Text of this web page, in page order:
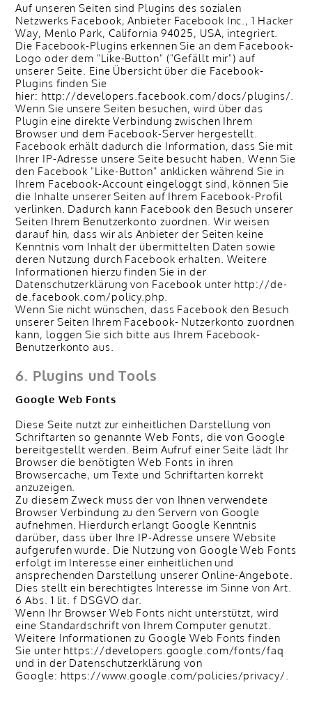
Auf unseren Seiten sind Plugins des sozialen
Netzwerks Facebook, Anbieter Facebook Inc., 1 Hacker
Way, Menlo Park, California 94025, USA, integriert.
Die Facebook-Plugins erkennen Sie an dem Facebook-
Logo oder dem "Like-Button" ("Gefällt mir") auf
unserer Seite. Eine Übersicht über die Facebook-
Plugins finden Sie
hier: http://developers.facebook.com/docs/plugins/.
Wenn Sie unsere Seiten besuchen, wird über das
Plugin eine direkte Verbindung zwischen Ihrem
Browser und dem Facebook-Server hergestellt.
Facebook erhält dadurch die Information, dass Sie mit
Ihrer IP-Adresse unsere Seite besucht haben. Wenn Sie
den Facebook "Like-Button" anklicken während Sie in
Ihrem Facebook-Account eingeloggt sind, können Sie
die Inhalte unserer Seiten auf Ihrem Facebook-Profil
verlinken. Dadurch kann Facebook den Besuch unserer
Seiten Ihrem Benutzerkonto zuordnen. Wir weisen
darauf hin, dass wir als Anbieter der Seiten keine
Kenntnis vom Inhalt der übermittelten Daten sowie
deren Nutzung durch Facebook erhalten. Weitere
Informationen hierzu finden Sie in der
Datenschutzerklärung von Facebook unter http://de-
de.facebook.com/policy.php.
Wenn Sie nicht wünschen, dass Facebook den Besuch
unserer Seiten Ihrem Facebook- Nutzerkonto zuordnen
kann, loggen Sie sich bitte aus Ihrem Facebook-
Benutzerkonto aus.
6. Plugins und Tools
Google Web Fonts
Diese Seite nutzt zur einheitlichen Darstellung von
Schriftarten so genannte Web Fonts, die von Google
bereitgestellt werden. Beim Aufruf einer Seite lädt Ihr
Browser die benötigten Web Fonts in ihren
Browsercache, um Texte und Schriftarten korrekt
anzuzeigen.
Zu diesem Zweck muss der von Ihnen verwendete
Browser Verbindung zu den Servern von Google
aufnehmen. Hierdurch erlangt Google Kenntnis
darüber, dass über Ihre IP-Adresse unsere Website
aufgerufen wurde. Die Nutzung von Google Web Fonts
erfolgt im Interesse einer einheitlichen und
ansprechenden Darstellung unserer Online-Angebote.
Dies stellt ein berechtigtes Interesse im Sinne von Art.
6 Abs. 1 lit. f DSGVO dar.
Wenn Ihr Browser Web Fonts nicht unterstützt, wird
eine Standardschrift von Ihrem Computer genutzt.
Weitere Informationen zu Google Web Fonts finden
Sie unter https://developers.google.com/fonts/faq
und in der Datenschutzerklärung von
Google: https://www.google.com/policies/privacy/.